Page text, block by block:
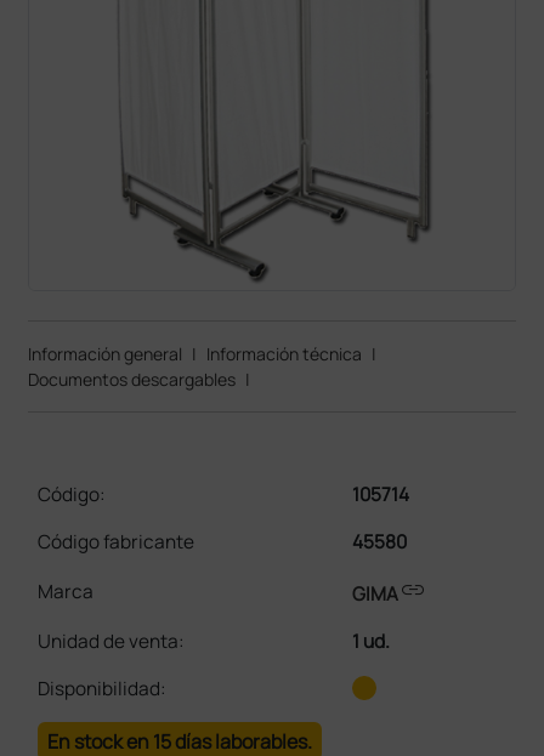
Información general | Información técnica |
Documentos descargables |
Código:
105714
Código fabricante
45580
Marca
GIMAlink
Unidad de venta:
1 ud.
Disponibilidad:
En stock en 15 días laborables.